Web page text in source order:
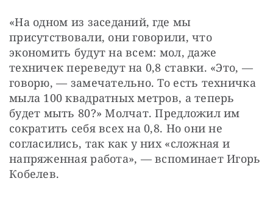
«На одном из заседаний, где мы
присутствовали, они говорили, что
экономить будут на всем: мол, даже
техничек переведут на 0,8 ставки. «Это, —
говорю, — замечательно. То есть техничка
мыла 100 квадратных метров, а теперь
будет мыть 80?» Молчат. Предложил им
сократить себя всех на 0,8. Но они не
согласились, так как у них «сложная и
напряженная работа», — вспоминает Игорь
Кобелев.